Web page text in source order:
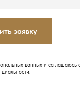
заявку
данных и соглашаюсь
.